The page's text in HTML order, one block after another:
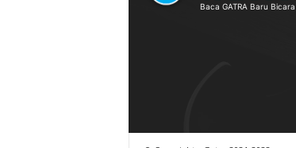
Baca GATRA Baru Bicara